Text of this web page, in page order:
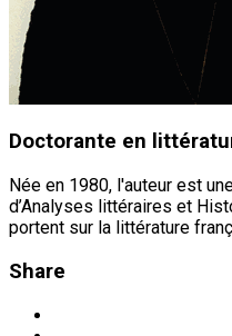
Doctorante en
Née en 1980, l'auteur est
d’Analyses littéraires et
portent sur la littérature
Share